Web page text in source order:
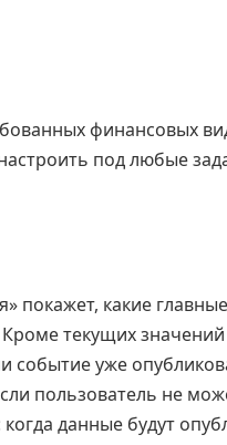
финансовых
под любые
покажет, какие
текущих
событие уже
пользователь не
данные будут